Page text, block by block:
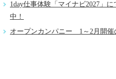
1day仕事体験「マイナビ2027」
中！
オープンカンパニー 1～2月開催